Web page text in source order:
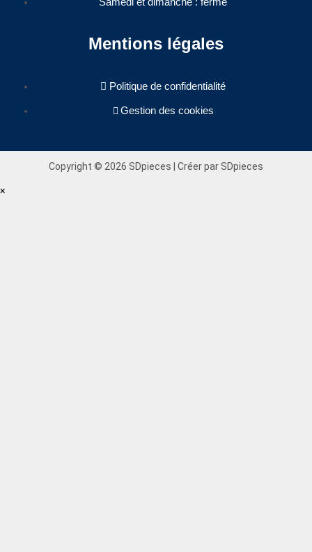
Mentions légales
Politique de confidentialité
Gestion des cookies
Copyright © 2026 SDpieces | Créer par SDpieces
×